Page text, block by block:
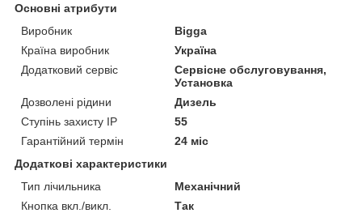
Основні атрибути
Виробник
Bigga
Країна виробник
Україна
Додатковий сервіс
Сервісне обслуговування,
Установка
Дозволені рідини
Дизель
Ступінь захисту IP
55
Гарантійний термін
24 міс
Додаткові характеристики
Тип лічильника
Механічний
Кнопка вкл./викл.
Так